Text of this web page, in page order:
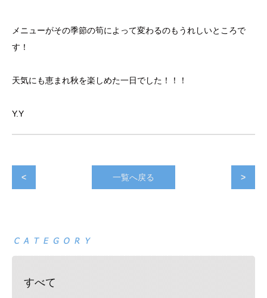
メニューがその季節の筍によって変わるのもうれしいところで
す！
天気にも恵まれ秋を楽しめた一日でした！！！
Y.Y
< 一覧へ戻る >
すべて